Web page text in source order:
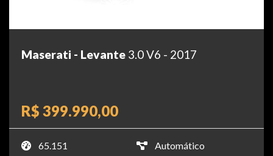
Maserati - Levante 3.0 V6 - 2017
R$ 399.990,00
65.151
Automático